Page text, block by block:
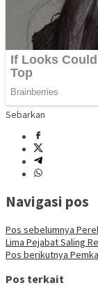
Sebarkan
Navigasi pos
Pos sebelumnya
Lima Pejabat Saling
Pos berikutnya
Pos terkait